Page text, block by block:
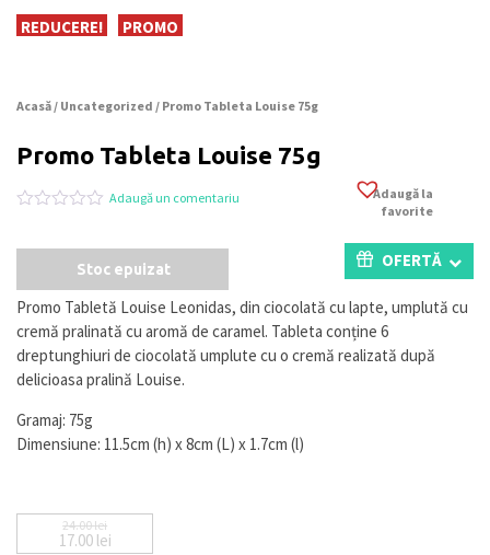
REDUCERE! PROMO
Acasă / Uncategorized / Promo Tableta Louise 75g
Promo Tableta Louise 75g
5
pe
a
evaluări
la
Adaugă un comentariu
Adaugă la
favorite
Stoc epuizat OFERTĂ
Promo Tabletă Louise Leonidas, din ciocolată cu lapte, umplută cu
cremă pralinată cu aromă de caramel. Tableta conține 6
dreptunghiuri de ciocolată umplute cu o cremă realizată după
delicioasa pralină Louise.
Gramaj: 75g
Dimensiune: 11.5cm (h) x 8cm (L) x 1.7cm (l)
24.00lei
Prețul inițial a fost: 24.00 lei.
17.00 lei
Prețul curent este: 17.00 lei.